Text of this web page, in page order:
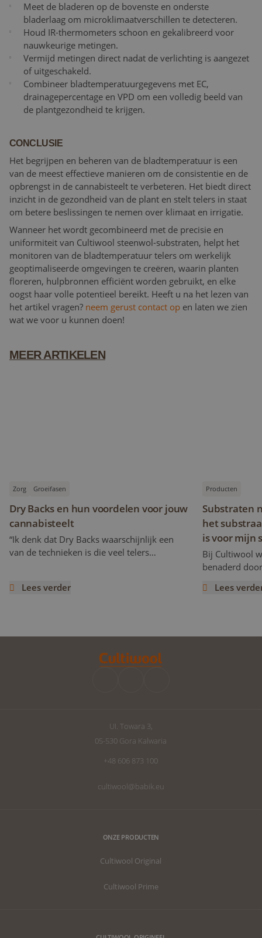
Meet de bladeren op de bovenste en onderste
bladerlaag om microklimaatverschillen te detecteren.
Houd IR-thermometers schoon en gekalibreerd voor
nauwkeurige metingen.
Vermijd metingen direct nadat de verlichting is aangezet
of uitgeschakeld.
Combineer bladtemperatuurgegevens met EC,
drainagepercentage en VPD om een volledig beeld van
de plantgezondheid te krijgen.
CONCLUSIE
Het begrijpen en beheren van de bladtemperatuur is een
van de meest effectieve manieren om de consistentie en de
opbrengst in de cannabisteelt te verbeteren. Het biedt direct
inzicht in de gezondheid van de plant en stelt telers in staat
om betere beslissingen te nemen over klimaat en irrigatie.
Wanneer het wordt gecombineerd met de precisie en
uniformiteit van Cultiwool steenwol-substraten, helpt het
monitoren van de bladtemperatuur telers om werkelijk
geoptimaliseerde omgevingen te creëren, waarin planten
floreren, hulpbronnen efficiënt worden gebruikt, en elke
oogst haar volle potentieel bereikt. Heeft u na het lezen van
het artikel vragen? neem gerust contact op en laten we zien
wat we voor u kunnen doen!
MEER ARTIKELEN
Zorg Groeifasen
Dry Backs en hun voordelen voor jouw
cannabisteelt
“Ik denk dat Dry Backs waarschijnlijk een
van de technieken is die veel telers
Maar hoe werkt het en wat betekent het
Lees verder
Producten
Substraten
het
is voor mijn
Bij Cultiwool
benaderd
substraat dat
Lees
UI. Towara 3,
05-530 Gora Kalwaria
+48 606 873 100
cultiwool@babik.eu
ONZE PRODUCTEN
Cultiwool Original
Cultiwool Prime